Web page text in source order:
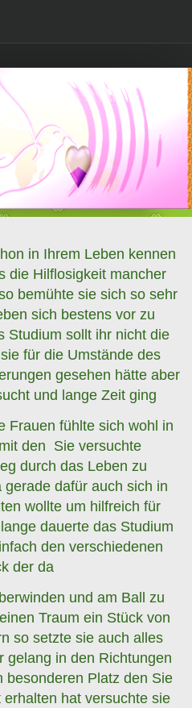
in Ihrem Leben kennen
die Hilflosigkeit mancher
bemühte sie sich so sehr
sich bestens vor zu
Studium sollt ihr nicht die
für die Umstände des
gesehen hätte aber
und lange Zeit ging
Frauen fühlte sich wohl in
den Sie versuchte
durch das Leben zu
dafür auch sich in
wollte um hilfreich für
dauerte das Studium
den verschiedenen
der da
und am Ball zu
Traum ein Stück von
so setzte sie auch alles
gelang in den Richtungen
besonderen Platz den Sie
hat versuchte sie